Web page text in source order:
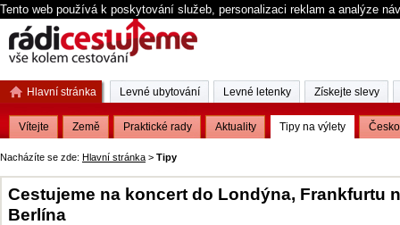
Tento web používá k poskytování služeb, personalizaci reklam a analýze
Nacházíte se zde: Hlavní stránka > Tipy
Cestujeme na koncert do Londýna, Frankfurtu
Berlína
Hlavní stránka
Vítejte Země Praktické rady Aktuality Tipy na výlety Česko
Levné ubytování Levné letenky Získejte slevy